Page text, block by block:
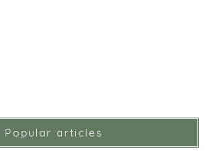
Popular articles